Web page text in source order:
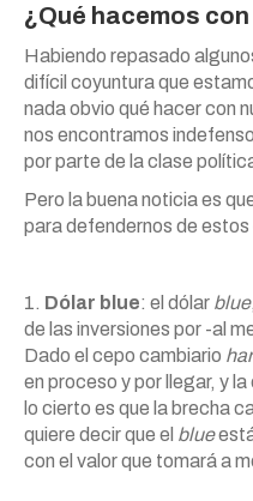
¿Qué hacemos
Habiendo repasado
difícil coyuntura que
nada obvio qué hacer con
nos encontramos
por parte de la clase
Pero la buena noticia es
para defendernos de
1. Dólar blue: el dólar blue
de las inversiones por -al
Dado el cepo cambiario
en proceso y por llegar, y
lo cierto es que la brecha
quiere decir que el blue
con el valor que tomará a